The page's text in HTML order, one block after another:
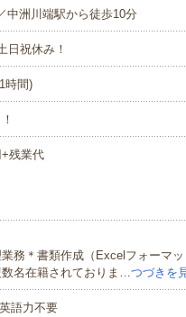
中洲川端駅から徒歩10分
祝休み！
時間)
残業代
務＊書類作成（Excelフォーマ
名在籍されておりま…つづきを
語力不要